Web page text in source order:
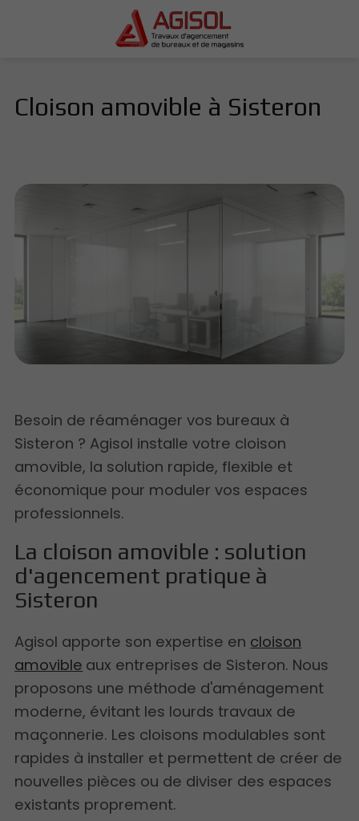
Cloison amovible à Sisteron
Besoin de réaménager vos bureaux à
Sisteron ? Agisol installe votre cloison
amovible, la solution rapide, flexible et
économique pour moduler vos espaces
professionnels.
La cloison amovible : solution
d'agencement pratique à
Sisteron
Agisol apporte son expertise en cloison
amovible aux entreprises de Sisteron. Nous
proposons une méthode d'aménagement
moderne, évitant les lourds travaux de
maçonnerie. Les cloisons modulables sont
rapides à installer et permettent de créer de
nouvelles pièces ou de diviser des espaces
existants proprement.